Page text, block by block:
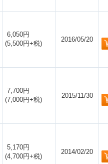
6,050円
(5,500円+税)
2016/05/20
7,700円
(7,000円+税)
2015/11/30
5,170円
(4,700円+税)
2014/02/20